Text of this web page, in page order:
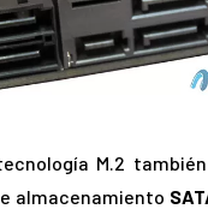
M.2
almacenamiento